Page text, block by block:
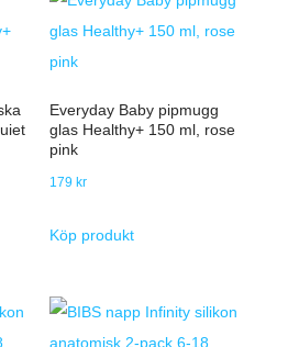
Everyday Baby pipmugg
glas Healthy+ 150 ml, rose
pink
179 kr
Köp produkt